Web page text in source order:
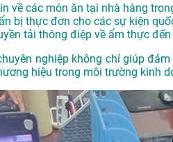
về các món ăn tại nhà hàng
bị thực đơn cho các sự kiện
tải thông điệp về ẩm thực
nghiệp không chỉ giúp
hiệu trong môi trường kinh